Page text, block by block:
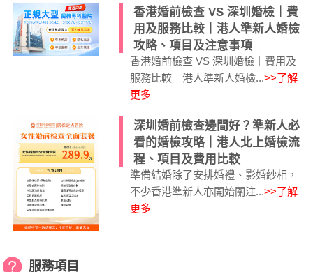
香港婚前檢查 VS 深圳婚檢｜費
用及服務比較｜港人準新人婚檢
攻略、項目及注意事項
香港婚前檢查 VS 深圳婚檢｜費用及
服務比較｜港人準新人婚檢...>>了解
更多
深圳婚前檢查邊間好？準新人必
看的婚檢攻略｜港人北上婚檢流
程、項目及費用比較
準備結婚除了安排婚禮、影婚紗相，
不少香港準新人亦開始關注...>>了解
更多
服務項目